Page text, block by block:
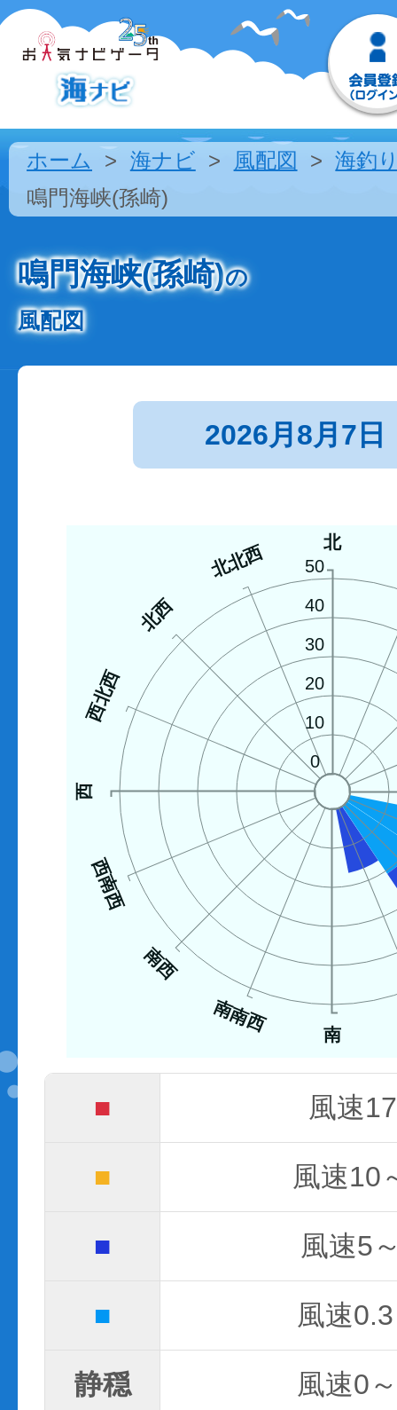
ホーム 海ナビ 風配図
海釣
鳴門海峡(孫崎)
鳴門海峡(孫崎)の
風配図
2026月8月7日
北
南
南南西
南西
西南西
西
西北西
北西
北北西
0
10
20
30
40
50
■ 風速
■ 風速10
■ 風速5
■ 風速
静穏 風速0